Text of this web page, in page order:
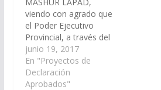
viendo con agrado que
el Poder Ejecutivo
Provincial, a través del
Ministerio de Hacienda
y Finanzas; Ministerio
Infraestructura, Tierra
y Vivienda; Ministerio
junio 19, 2017
En "Proyectos de
Declaración
Aprobados"